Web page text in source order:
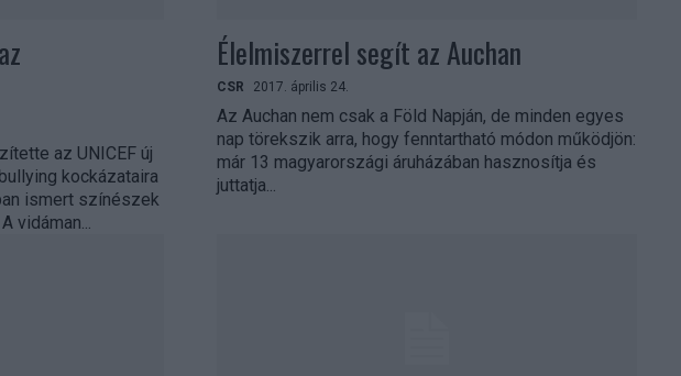
az UNICEF új
kockázataira
ismert színészek
Élelmiszerrel segít az Auchan
CSR 2017. április 24.
Az Auchan nem csak a Föld Napján, de minden egyes
nap törekszik arra, hogy fenntartható módon működjön:
már 13 magyarországi áruházában hasznosítja és
juttatja...